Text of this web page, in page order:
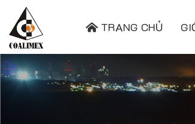
TRANG CHỦ